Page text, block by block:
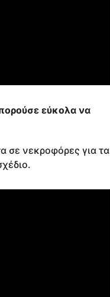
εύκολα να
σε νεκροφόρες για τα